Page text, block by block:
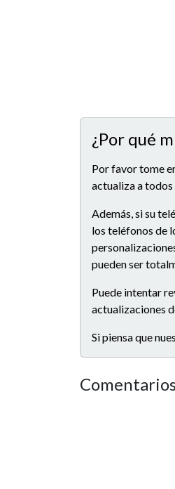
¿Por qué
Por favor tome
actualiza a
Además, si su
los teléfonos de
pueden ser
Puede intentar
actualizaciones
Si piensa que